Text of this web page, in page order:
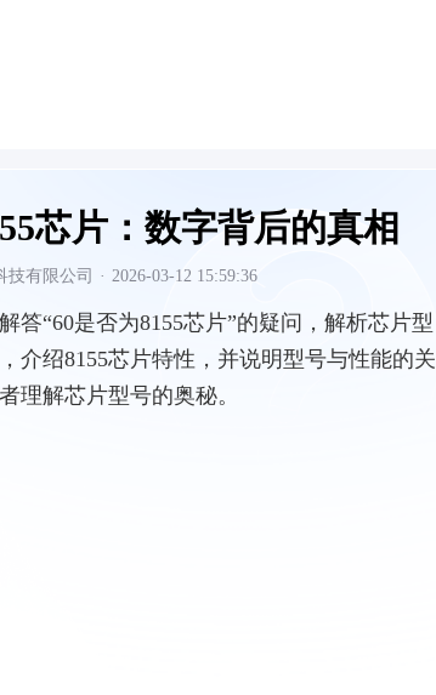
芯片：数字背后的真相
技有限公司 · 2026-03-12 15:59:36
答“60是否为8155芯片”的疑问，解析芯片型
介绍8155芯片特性，并说明型号与性能的关
理解芯片型号的奥秘。